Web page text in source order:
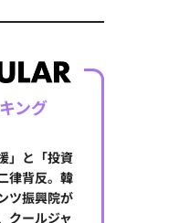
ング
」と「投資
律背反。韓
ツ振興院が
クールジャ